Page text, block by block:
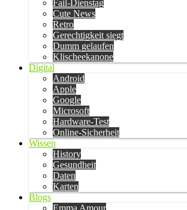
Fail-Dienstag
Cute News
Retro
Gerechtigkeit siegt
Dumm gelaufen
Klischeekanone
Digital
Android
Apple
Google
Microsoft
Hardware-Test
Online-Sicherheit
Wissen
History
Gesundheit
Daten
Karten
Blogs
Emma Amour